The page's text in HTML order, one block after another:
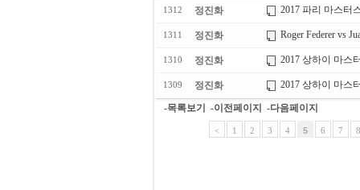
1312 정진화 2017 파리 마스터
1311 정진화 Roger Federer vs
1310 정진화 2017 상하이 마스
1309 정진화 2017 상하이 마스
-목록보기 -이전페이지 -다음페이지
< 1 2 3 4 5 6 7 8